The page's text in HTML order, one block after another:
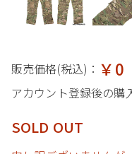
販売価格(税込)： ￥0
アカウント登録後の購
SOLD OUT